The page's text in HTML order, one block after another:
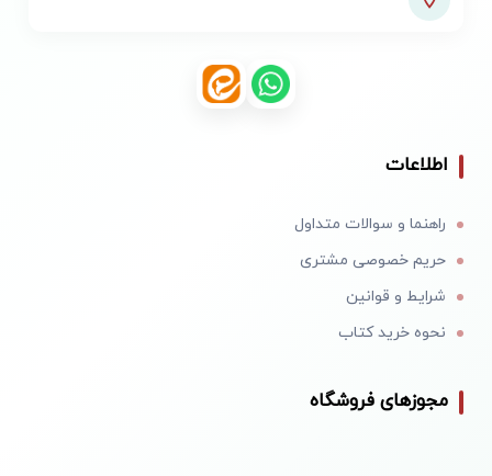
اطلاعات
راهنما و سوالات متداول
حریم خصوصی مشتری
شرایط و قوانین
نحوه خرید کتاب
مجوزهای فروشگاه